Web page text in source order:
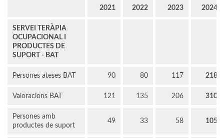
2021 2022 2023 2024
SERVEI TERÀPIA
OCUPACIONAL I
PRODUCTES DE
SUPORT - BAT
Persones ateses BAT 90 80 117 218
Valoracions BAT 121 135 206 310
Persones amb
productes de suport
49 33 58 105